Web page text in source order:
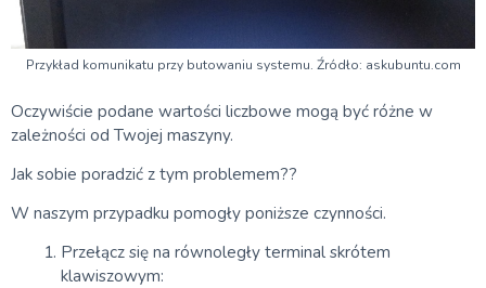
Przykład komunikatu przy butowaniu systemu. Źródło: askubuntu.com
Oczywiście podane wartości liczbowe mogą być różne w
zależności od Twojej maszyny.
Jak sobie poradzić z tym problemem??
W naszym przypadku pomogły poniższe czynności.
Przełącz się na równoległy terminal skrótem
klawiszowym: